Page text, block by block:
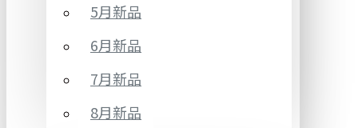
5月新品
6月新品
7月新品
8月新品